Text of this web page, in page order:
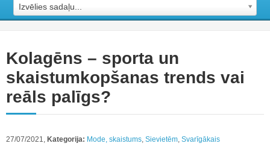
Izvēlies sadaļu...
Kolagēns – sporta un
skaistumkopšanas trends vai
reāls palīgs?
27/07/2021, Kategorija: Mode, skaistums, Sievietēm, Svarīgākais